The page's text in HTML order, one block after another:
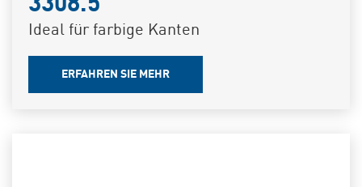
3308.5
Ideal für farbige Kanten
ERFAHREN SIE MEHR